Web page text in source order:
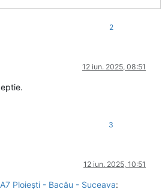
2
12 iun. 2025, 08:51
3
12 iun. 2025, 10:51
A7 Ploiești - Bacău - Suceava: